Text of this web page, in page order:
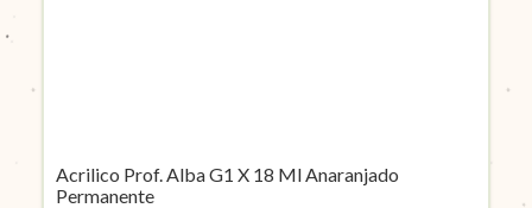
Acrilico Prof. Alba G1 X 18 Ml Anaranjado
Permanente